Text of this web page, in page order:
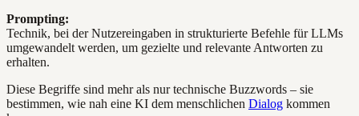
Prompting:
Technik, bei der Nutzereingaben in strukturierte Befehle für LLMs
umgewandelt werden, um gezielte und relevante Antworten zu
erhalten.
Diese Begriffe sind mehr als nur technische Buzzwords – sie
bestimmen, wie nah eine KI dem menschlichen Dialog kommen